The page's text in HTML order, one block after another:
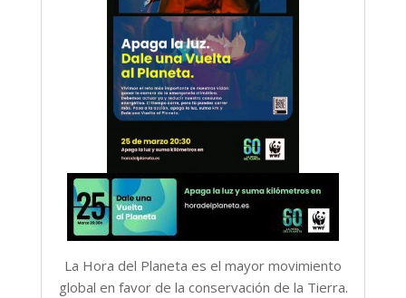
La Hora del Planeta es el mayor movimiento
global en favor de la conservación de la Tierra.